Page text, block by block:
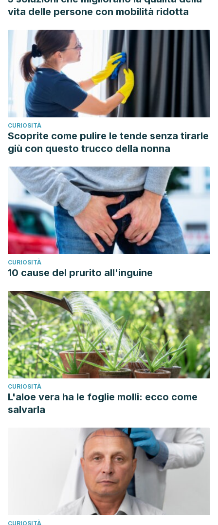
Perles, F., San Martín, J., Canto, J., & Moreno, P. (2011).
Inteligencia emocional, celos, tendencia al abuso y
estrategias de resolución de conflicto en la pareja. Escritos
de Psicología / Psychological Writings.
https://doi.org/10.5231/psy.writ.2011.0605
Canto Ortiz, J. M., Leiva, P. G., & Jacinto, L. G. (2009). Celos
y emociones: Factores de la relación de pareja en la
reacción ante la infidelidad. Athenea Digital.
https://doi.org/10.5565/rev/athenead/v0n15.528
vita delle persone con mobilità ridotta
CURIOSITÀ
Scoprite come pulire le tende senza tirarle
giù con questo trucco della nonna
CURIOSITÀ
10 cause del prurito all'inguine
CURIOSITÀ
L'aloe vera ha le foglie molli: ecco come
salvarla
CURIOSITÀ